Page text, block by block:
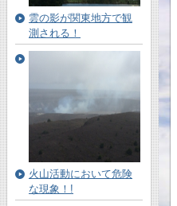
雲の影が関東地方で観
測される！
火山活動において危険
な現象！!